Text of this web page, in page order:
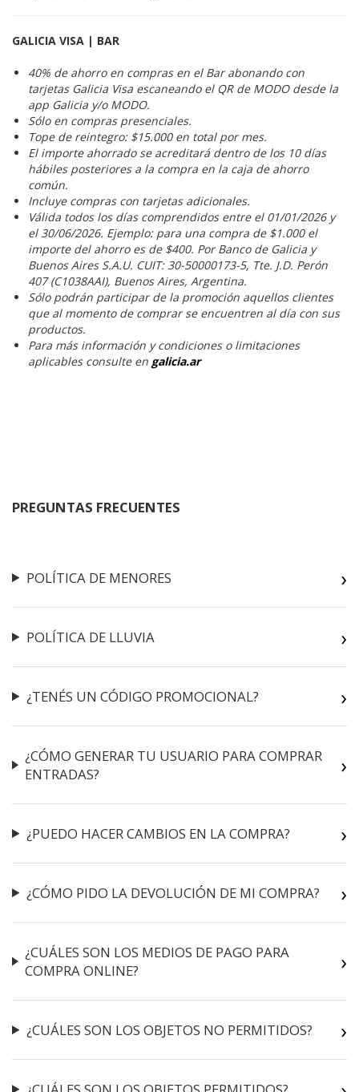
GALICIA VISA | BAR
40% de ahorro en compras en el Bar abonando con
tarjetas Galicia Visa escaneando el QR de MODO desde la
app Galicia y/o MODO.
Sólo en compras presenciales.
Tope de reintegro: $15.000 en total por mes.
El importe ahorrado se acreditará dentro de los 10 días
hábiles posteriores a la compra en la caja de ahorro
común.
Incluye compras con tarjetas adicionales.
Válida todos los días comprendidos entre el 01/01/2026 y
el 30/06/2026. Ejemplo: para una compra de $1.000 el
importe del ahorro es de $400. Por Banco de Galicia y
Buenos Aires S.A.U. CUIT: 30-50000173-5, Tte. J.D. Perón
407 (C1038AAI), Buenos Aires, Argentina.
Sólo podrán participar de la promoción aquellos clientes
que al momento de comprar se encuentren al día con sus
productos.
Para más información y condiciones o limitaciones
aplicables consulte en galicia.ar
PREGUNTAS FRECUENTES
POLÍTICA DE MENORES
POLÍTICA DE LLUVIA
¿TENÉS UN CÓDIGO PROMOCIONAL?
¿CÓMO GENERAR TU USUARIO PARA COMPRAR
ENTRADAS?
¿PUEDO HACER CAMBIOS EN LA COMPRA?
¿CÓMO PIDO LA DEVOLUCIÓN DE MI COMPRA?
¿CUÁLES SON LOS MEDIOS DE PAGO PARA
COMPRA ONLINE?
¿CUÁLES SON LOS OBJETOS NO PERMITIDOS?